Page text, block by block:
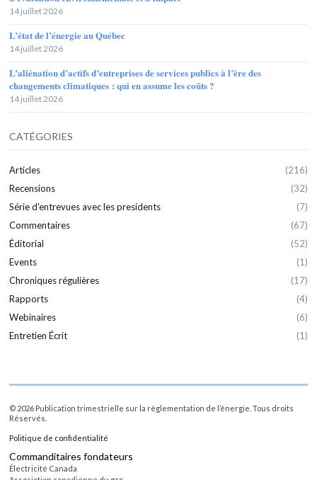
14 juillet 2026
L’état de l’énergie au Québec
14 juillet 2026
L’aliénation d’actifs d’entreprises de services publics à l’ère des
changements climatiques : qui en assume les coûts ?
14 juillet 2026
CATÉGORIES
Articles
(216)
Recensions
(32)
Série d'entrevues avec les presidents
(7)
Commentaires
(67)
Éditorial
(52)
Events
(1)
Chroniques régulières
(17)
Rapports
(4)
Webinaires
(6)
Entretien Écrit
(1)
© 2026 Publication trimestrielle sur la règlementation de l’énergie. Tous droits
Réservés.
Politique de confidentialité
Commanditaires fondateurs
Électricité Canada